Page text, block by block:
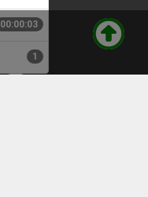
00:00:03
1